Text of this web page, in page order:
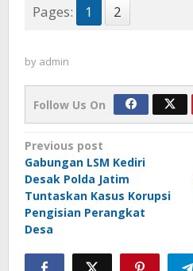
Pages: 1 2
by admin
Follow Us On
Post
navigation
Previous post
Gabungan LSM Kediri
Desak Polda Jatim
Tuntaskan Kasus Korupsi
Pengisian Perangkat
Desa